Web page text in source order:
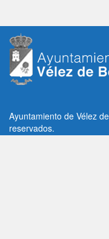
Ayuntamiento de Vélez
reservados.